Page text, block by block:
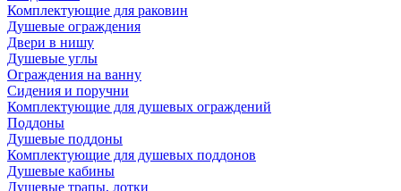
Комплектующие для раковин
Душевые ограждения
Двери в нишу
Душевые углы
Ограждения на ванну
Сидения и поручни
Комплектующие для душевых ограждений
Поддоны
Душевые поддоны
Комплектующие для душевых поддонов
Душевые кабины
Душевые трапы, лотки